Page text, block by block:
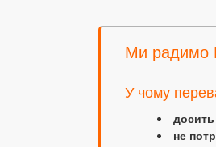
Ми радимо
У чому
не